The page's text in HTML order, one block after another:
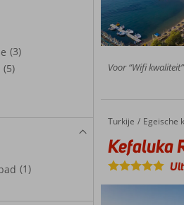
(3)
(5)
(1)
Voor “Wifi
Home
Turkije Egeische
Kefaluka Resort
Kefaluka